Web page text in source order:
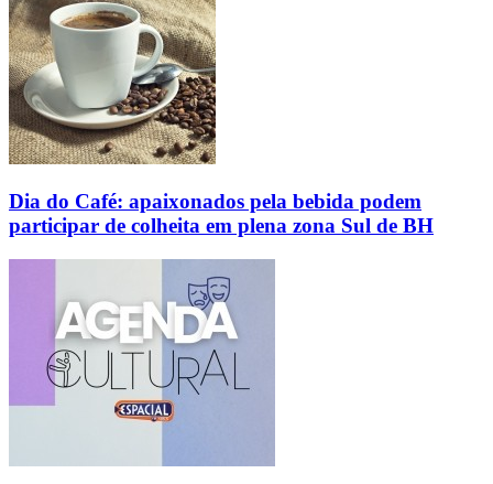
Dia do Café: apaixonados pela bebida podem
participar de colheita em plena zona Sul de BH